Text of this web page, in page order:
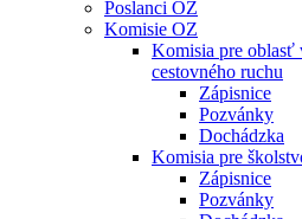
Poslanci OZ
Komisie OZ
Komisia pre oblasť
cestovného ruchu
Zápisnice
Pozvánky
Dochádzka
Komisia pre
Zápisnice
Pozvánky